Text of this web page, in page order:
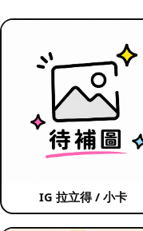
IG 拉立得 / 小卡